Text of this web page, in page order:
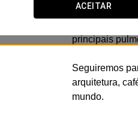
ACEITAR
esculturas
,
principais
Seguiremos
arquitetura,
mundo.